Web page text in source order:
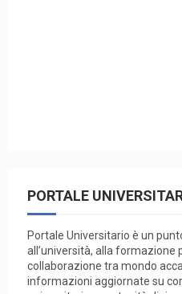
PORTALE
Portale Universitario è un
all’università, alla formazione
collaborazione tra mondo
informazioni aggiornate su